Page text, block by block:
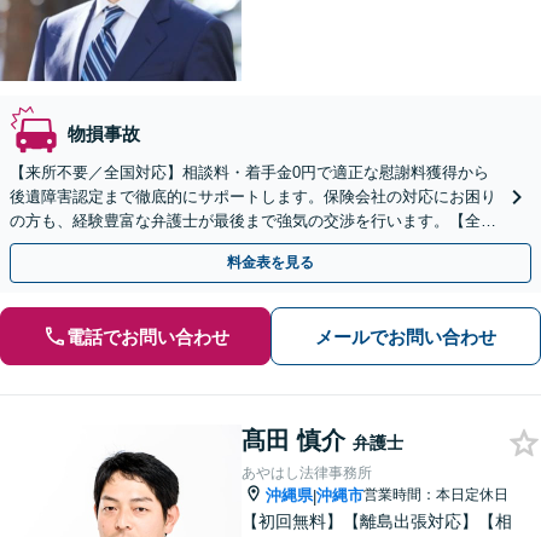
物損事故
【来所不要／全国対応】相談料・着手金0円で適正な慰謝料獲得から
後遺障害認定まで徹底的にサポートします。保険会社の対応にお困り
の方も、経験豊富な弁護士が最後まで強気の交渉を行います。【全国
13拠点】お気軽にご相談ください。
料金表を見る
電話でお問い合わせ メールでお問い合わせ
髙田 慎介 弁護士
あやはし法律事務所
沖縄県|沖縄市営業時間：本日定休日
【初回無料】【離島出張対応】【相